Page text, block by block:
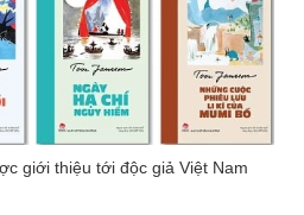
giới thiệu tới độc giả Việt Nam